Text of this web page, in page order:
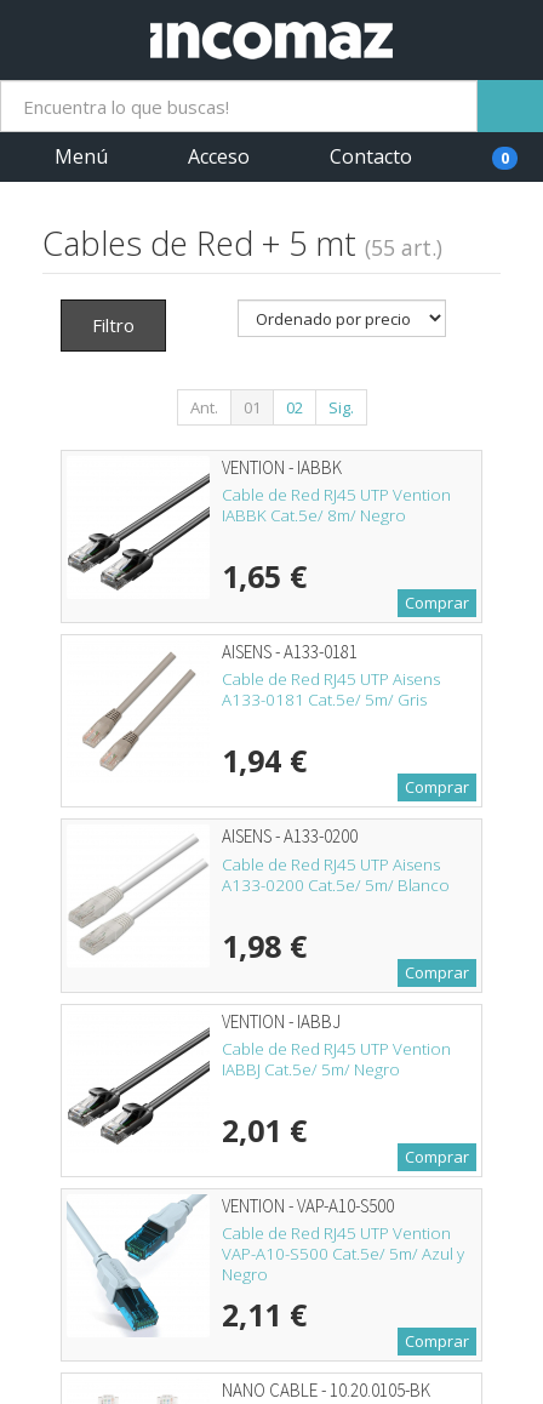
Menú Acceso Contacto 0
Cables de Red + 5 mt (55 art.)
Filtro
Ant. 01 02 Sig.
VENTION - IABBK
Cable de Red RJ45 UTP Vention
IABBK Cat.5e/ 8m/ Negro
1,65 €
Comprar
AISENS - A133-0181
Cable de Red RJ45 UTP Aisens
A133-0181 Cat.5e/ 5m/ Gris
1,94 €
Comprar
AISENS - A133-0200
Cable de Red RJ45 UTP Aisens
A133-0200 Cat.5e/ 5m/ Blanco
1,98 €
Comprar
VENTION - IABBJ
Cable de Red RJ45 UTP Vention
IABBJ Cat.5e/ 5m/ Negro
2,01 €
Comprar
VENTION - VAP-A10-S500
Cable de Red RJ45 UTP Vention
VAP-A10-S500 Cat.5e/ 5m/ Azul y
Negro
2,11 €
Comprar
NANO CABLE - 10.20.0105-BK